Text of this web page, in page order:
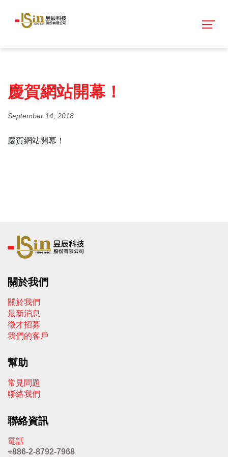
慶賀網站開幕！
September 14, 2018
慶賀網站開幕！
關於我們
關於我們
最新消息
徵才招募
我們的客戶
幫助
常見問題
聯絡我們
聯絡資訊
電話
+886-2-8792-7968